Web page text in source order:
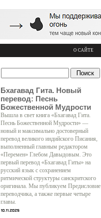
О САЙТЕ
Бхагавад Гита. Новый
перевод: Песнь
Божественной Мудрости
Вышла в свет книга «Бхагавад Гита.
Песнь Божественной Мудрости» —
новый и максимально достоверный
перевод великого индийского Писания,
выполненный главным редактором
«Перемен» Глебом Давыдовым. Это
первый перевод «Бхагавад Гиты» на
русский язык с сохранением
ритмической структуры санскритского
оригинала. Мы публикуем Предисловие
переводчика, а также первые четыре
главы.